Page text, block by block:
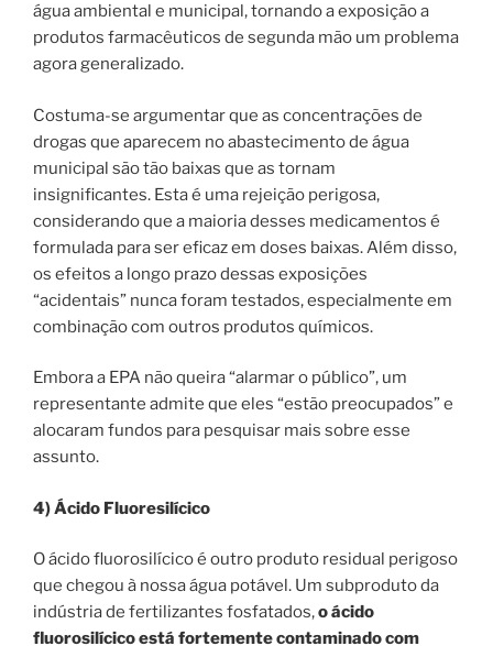
água ambiental e municipal, tornando a exposição a
produtos farmacêuticos de segunda mão um problema
agora generalizado.
Costuma-se argumentar que as concentrações de
drogas que aparecem no abastecimento de água
municipal são tão baixas que as tornam
insignificantes. Esta é uma rejeição perigosa,
considerando que a maioria desses medicamentos é
formulada para ser eficaz em doses baixas. Além disso,
os efeitos a longo prazo dessas exposições
“acidentais” nunca foram testados, especialmente em
combinação com outros produtos químicos.
Embora a EPA não queira “alarmar o público”, um
representante admite que eles “estão preocupados” e
alocaram fundos para pesquisar mais sobre esse
assunto.
4) Ácido Fluoresilícico
O ácido fluorosilícico é outro produto residual perigoso
que chegou à nossa água potável. Um subproduto da
indústria de fertilizantes fosfatados,o ácido
fluorosilícico está fortemente contaminado com